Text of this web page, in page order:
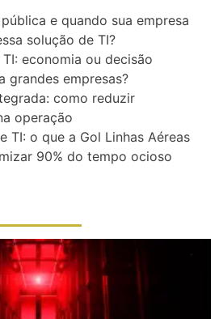
e quando sua empresa
solução de TI?
economia ou decisão
grandes empresas?
como reduzir
operação
TI: o que a Gol Linhas Aéreas
90% do tempo ocioso